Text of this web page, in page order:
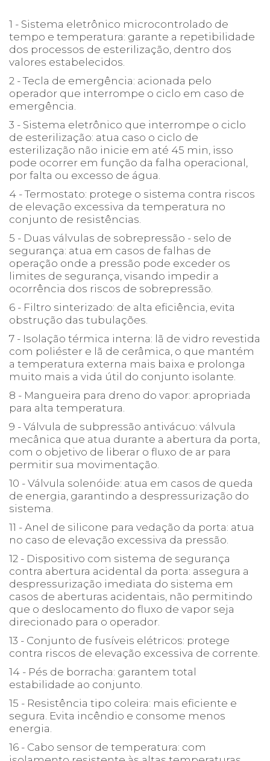
1 - Sistema eletrônico microcontrolado de
tempo e temperatura: garante a repetibilidade
dos processos de esterilização, dentro dos
valores estabelecidos.
2 - Tecla de emergência: acionada pelo
operador que interrompe o ciclo em caso de
emergência.
3 - Sistema eletrônico que interrompe o ciclo
de esterilização: atua caso o ciclo de
esterilização não inicie em até 45 min, isso
pode ocorrer em função da falha operacional,
por falta ou excesso de água.
4 - Termostato: protege o sistema contra riscos
de elevação excessiva da temperatura no
conjunto de resistências.
5 - Duas válvulas de sobrepressão - selo de
segurança: atua em casos de falhas de
operação onde a pressão pode exceder os
limites de segurança, visando impedir a
ocorrência dos riscos de sobrepressão.
6 - Filtro sinterizado: de alta eficiência, evita
obstrução das tubulações.
7 - Isolação térmica interna: lã de vidro revestida
com poliéster e lã de cerâmica, o que mantém
a temperatura externa mais baixa e prolonga
muito mais a vida útil do conjunto isolante.
8 - Mangueira para dreno do vapor: apropriada
para alta temperatura.
9 - Válvula de subpressão antivácuo: válvula
mecânica que atua durante a abertura da porta,
com o objetivo de liberar o fluxo de ar para
permitir sua movimentação.
10 - Válvula solenóide: atua em casos de queda
de energia, garantindo a despressurização do
sistema.
11 - Anel de silicone para vedação da porta: atua
no caso de elevação excessiva da pressão.
12 - Dispositivo com sistema de segurança
contra abertura acidental da porta: assegura a
despressurização imediata do sistema em
casos de aberturas acidentais, não permitindo
que o deslocamento do fluxo de vapor seja
direcionado para o operador.
13 - Conjunto de fusíveis elétricos: protege
contra riscos de elevação excessiva de corrente.
14 - Pés de borracha: garantem total
estabilidade ao conjunto.
15 - Resistência tipo coleira: mais eficiente e
segura. Evita incêndio e consome menos
energia.
16 - Cabo sensor de temperatura: com